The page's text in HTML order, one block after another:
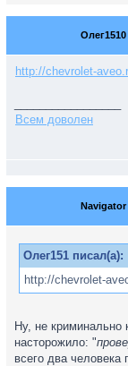
Олег1510
http://chevrolet-
Всем доволен
Navigator
Олег151 писал(а):
http://chevrolet-
Ну, не криминально
насторожило: "
всего два человека